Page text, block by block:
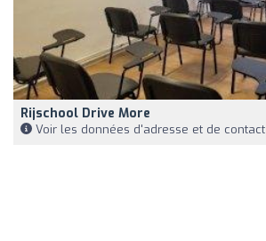
Rijschool Drive More
Voir les données d'adresse et de contact